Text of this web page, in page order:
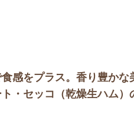
感をプラス。香り豊かな
・セッコ（乾燥生ハム）